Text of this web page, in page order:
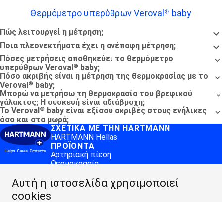
Αυτή η ιστοσελίδα χρησιμοποιεί
cookies
Θερμόμετρο υπερύθρων Veroval® baby
Πώς λειτουργεί η μέτρηση;
Ποια πλεονεκτήματα έχει η ανέπαφη μέτρηση;
Πόσες μετρήσεις αποθηκεύει το θερμόμετρο
υπερύθρων Veroval® baby;
Πόσο ακριβής είναι η μέτρηση της θερμοκρασίας με το
Veroval® baby;
Μπορώ να μετρήσω τη θερμοκρασία του βρεφικού
γάλακτος; Η συσκευή είναι αδιάβροχη;
Το Veroval® baby είναι εξίσου ακριβές στους ενήλικες
όσο και στα μωρά;
ΣΧΕΤΙΚΆ ΜΕ ΤΗΝ HARTMANN
HARTMANN Hellas
ΠΡΟΪΌΝΤΑ
Αρτηριακή πίεση
Θερμοκρασία
Veroval® medi.connect software
Veroval® medi.connect app